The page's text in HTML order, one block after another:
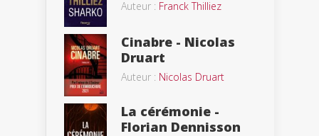
Auteur : Franck Thilliez
Cinabre - Nicolas
Druart
Auteur : Nicolas Druart
La cérémonie -
Florian Dennisson